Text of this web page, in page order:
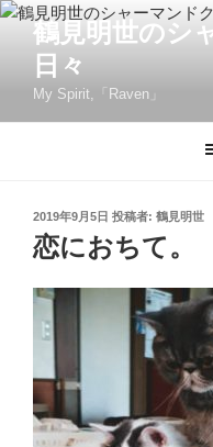
コ
ツ
鶴見明世のシ
日々
My Spirit,「Raven」
投
稿
日:
2019年9月5日 投稿者: 鶴見明世
恋におちて。